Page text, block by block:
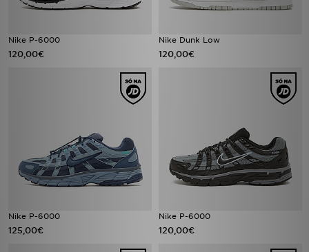
Nike P-6000
120,00€
Nike Dunk Low
120,00€
Nike P-6000
125,00€
Nike P-6000
120,00€